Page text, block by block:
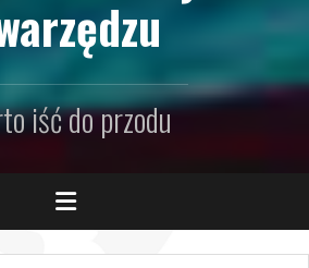
iść do przodu